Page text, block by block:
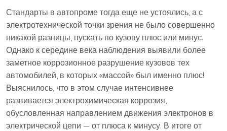
Стандарты в автопроме тогда еще не устоялись, а с
электротехнической точки зрения не было совершенно
никакой разницы, пускать по кузову плюс или минус.
Однако к середине века наблюдения выявили более
заметное коррозионное разрушение кузовов тех
автомобилей, в которых «массой» был именно плюс!
Выяснилось, что в этом случае интенсивнее
развивается электрохимическая коррозия,
обусловленная направлением движения электронов в
электрической цепи — от плюса к минусу. В итоге от